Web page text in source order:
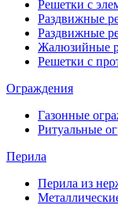
Решетки с
Раздвижные
Раздвижные
Жалюзийные
Решетки с
Ограждения
Газонные
Ритуальные
Перила
Перила из